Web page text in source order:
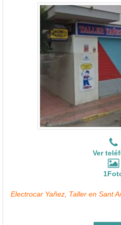
Ver
Electrocar Yañez, Taller en Sant